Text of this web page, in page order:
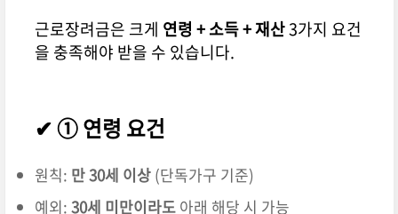
근로장려금은 크게 연령 + 소득 + 재산3가지 요건
을 충족해야 받을 수 있습니다.
✔ ① 연령 요건
원칙: 만 30세 이상(단독가구 기준)
예외: 30세 미만이라도아래 해당 시 가능